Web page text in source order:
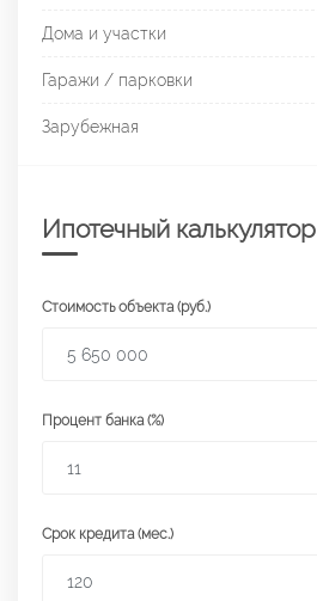
Дома и участки
Гаражи / парковки
Зарубежная
Ипотечный калькулятор
Стоимость объекта (руб.)
Процент банка (%)
Срок кредита (мес.)